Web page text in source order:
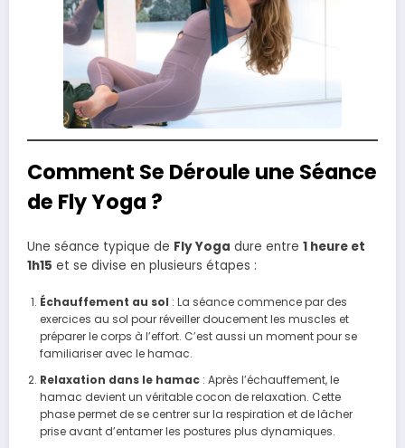
Comment Se Déroule une Séance
de Fly Yoga ?
Une séance typique de Fly Yoga dure entre 1 heure et
1h15 et se divise en plusieurs étapes :
Échauffement au sol : La séance commence par des
exercices au sol pour réveiller doucement les muscles et
préparer le corps à l’effort. C’est aussi un moment pour se
familiariser avec le hamac.
Relaxation dans le hamac: Après l’échauffement, le
hamac devient un véritable cocon de relaxation. Cette
phase permet de se centrer sur la respiration et de lâcher
prise avant d’entamer les postures plus dynamiques.